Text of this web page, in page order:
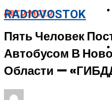
RADIOVOSTOK
Авто-мото
Пять Человек
Автобусом В
Области —